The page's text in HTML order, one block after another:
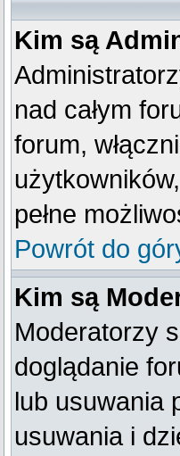
Kim są
nad całym
forum,
pełne
Powrót do
Kim są
Moderatorzy
doglądanie
lub usuwania
usuwania i